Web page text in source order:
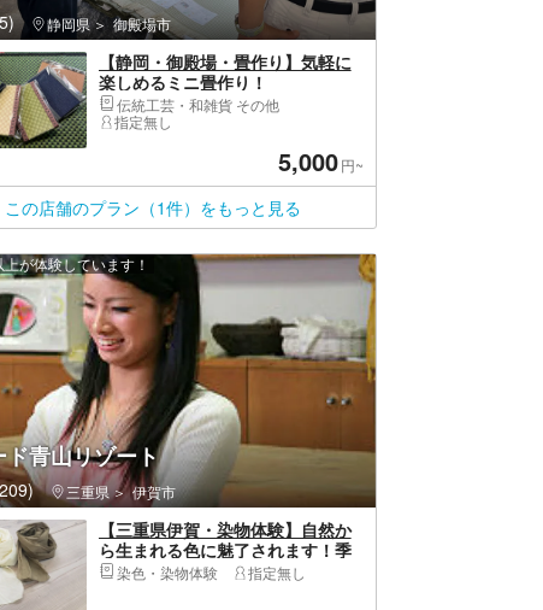
静岡県 御殿場市
【静岡・御殿場・畳作り】気軽に
楽しめるミニ畳作り！
伝統工芸・和雑貨 その他
指定無し
5,000円~
この店舗のプラン（1件）をもっと見る
ド青山リゾート
三重県 伊賀市
が体験しています！
【三重県伊賀・染物体験】自然か
ら生まれる色に魅了されます！季
節のハーブで染めよう
染色・染物体験 指定無し